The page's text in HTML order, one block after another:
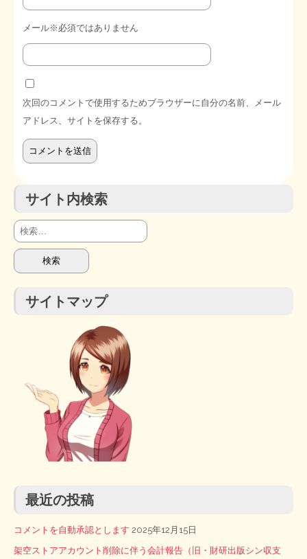
メール※必須ではありません
次回のコメントで使用するためブラウザーに自分の名前、メール
アドレス、サイトを保存する。
サイト内検索
検
索:
サイトマップ
最近の投稿
コメントを自動承認とします 2025年12月15日
架空ストアアカウント削除に伴う会計報告（旧・財研出版シン収支